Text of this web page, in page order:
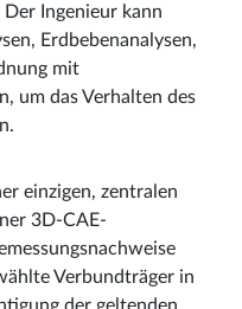
Ingenieur kann
Erdbebenanalysen,
mit
um das Verhalten des
einzigen, zentralen
3D-CAE-
Verbundträger in
der geltenden